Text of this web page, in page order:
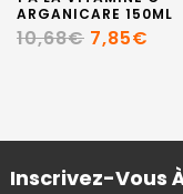
ARGANICARE 150ML
10,68€ 7,85€
Inscrivez-Vous